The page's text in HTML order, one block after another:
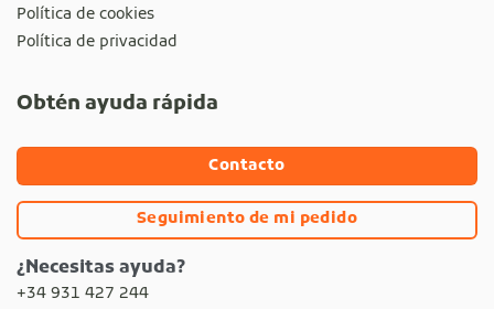
Política de cookies
Política de privacidad
Obtén ayuda rápida
Contacto
Seguimiento de mi pedido
¿Necesitas ayuda?
+34 931 427 244